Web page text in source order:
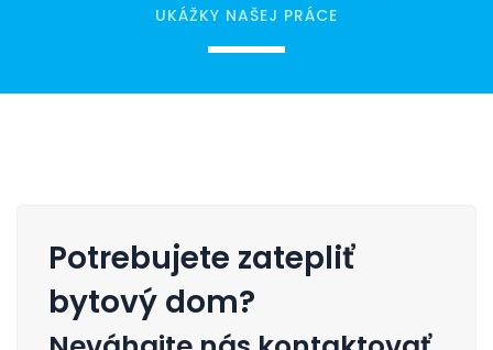
UKÁŽKY NAŠEJ PRÁCE
Potrebujete zatepliť
bytový dom?